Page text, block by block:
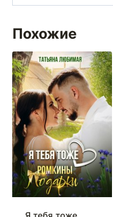
Похожие